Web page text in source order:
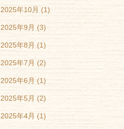
2025年10月 (1)
2025年9月 (3)
2025年8月 (1)
2025年7月 (2)
2025年6月 (1)
2025年5月 (2)
2025年4月 (1)